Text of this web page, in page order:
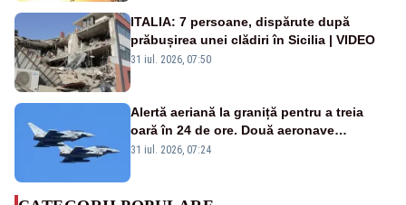
ITALIA: 7 persoane, dispărute după
prăbușirea unei clădiri în Sicilia | VIDEO
31 iul. 2026, 07:50
Alertă aeriană la graniță pentru a treia
oară în 24 de ore. Două aeronave
Eurofighter britanice au fost ridicate de la
31 iul. 2026, 07:24